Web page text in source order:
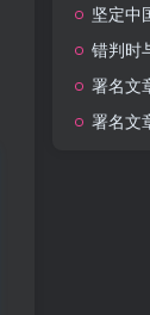
坚定中国特色
错判时
署名文章：
署名文章：
国安之盾